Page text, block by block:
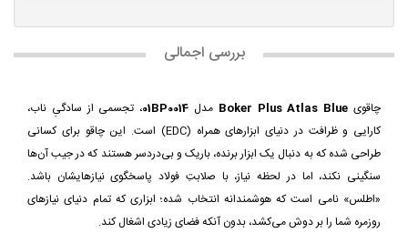
بررسی اجمالی
چاقوی Boker Plus Atlas Blue مدل 01BP0014، تجسمی از سادگیِ ناب،
کارایی و ظرافت در دنیای ابزارهای همراه (EDC) است. این چاقو برای کسانی
طراحی شده که به دنبال یک ابزار برنده، باریک و بی‌دردسر هستند که در جیب آن‌ها
سنگینی نکند، اما در لحظه نیاز، با صلابتِ فولاد پاسخگوی نیازهایشان باشد.
«اطلس» نامی است که هوشمندانه انتخاب شده؛ ابزاری که تمام دنیای نیازهای
روزمره شما را بر دوش می‌کشد، بدون آنکه فضای زیادی اشغال کند.